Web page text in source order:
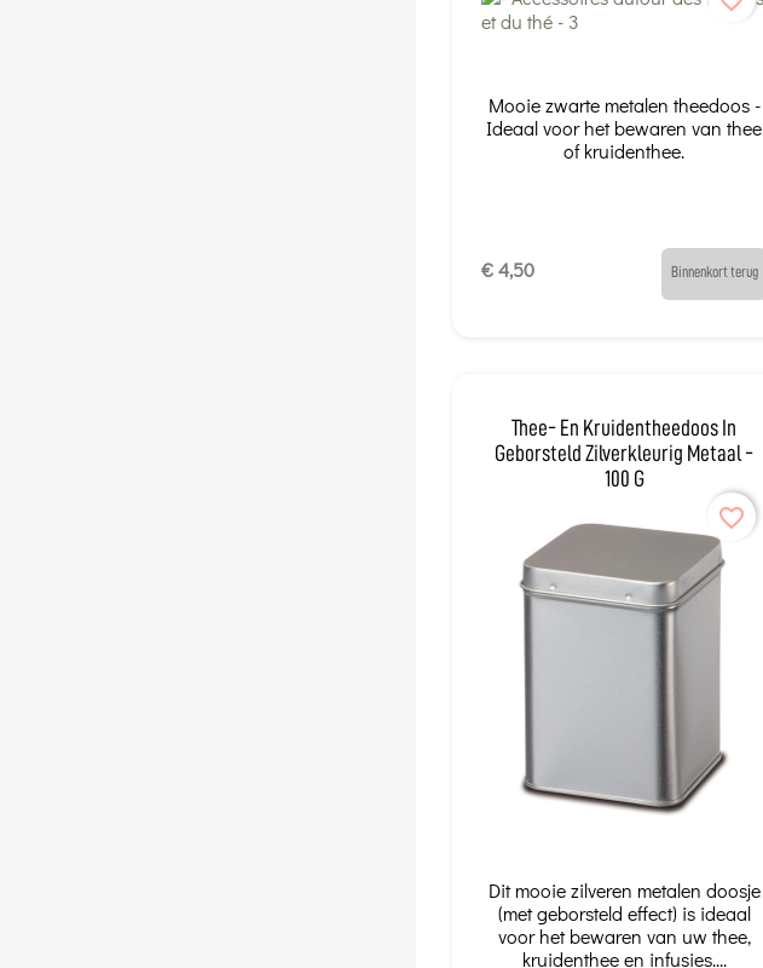
Mooie zwarte metalen theedoos -
Ideaal voor het bewaren van thee
of kruidenthee.
€ 4,50 Binnenkort terug
Thee- En Kruidentheedoos In
Geborsteld Zilverkleurig Metaal -
100 G
Dit mooie zilveren metalen doosje
(met geborsteld effect) is ideaal
voor het bewaren van uw thee,
kruidenthee en infusies....
favorite_border